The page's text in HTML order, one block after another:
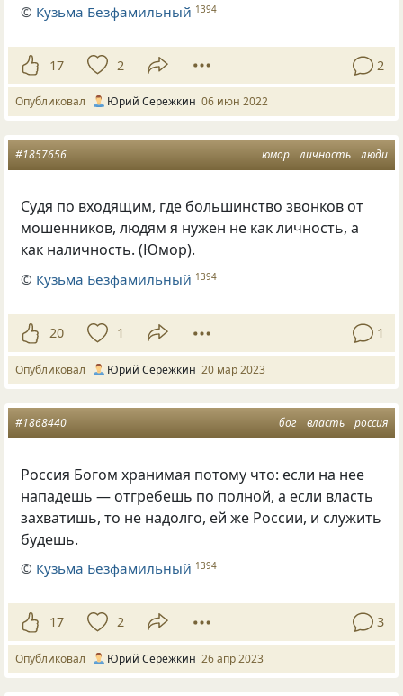
© Кузьма Безфамильный 1394
17 2 2
Опубликовал Юрий Сережкин 06 июн 2022
юмор личность люди
#1857656
Судя по входящим, где большинство звонков от
мошенников, людям я нужен не как личность, а
как наличность. (Юмор).
© Кузьма Безфамильный 1394
20 1 1
Опубликовал Юрий Сережкин 20 мар 2023
бог власть россия
#1868440
Россия Богом хранимая потому что: если на нее
нападешь — отгребешь по полной, а если власть
захватишь, то не надолго, ей же России, и служить
будешь.
© Кузьма Безфамильный 1394
17 2 3
Опубликовал Юрий Сережкин 26 апр 2023